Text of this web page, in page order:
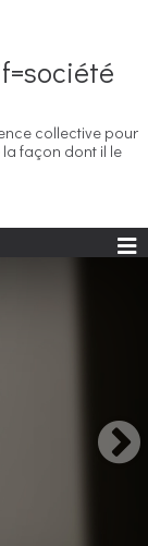
collective pour
façon dont il le